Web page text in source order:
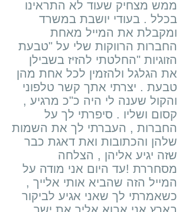
ממש מצחיק שעוד לא התראינו
בכלל . בעודי יושבת במשרד
ומקבלת את המייל מאחת
החברות הרווקות שלי על "טבעת
הזוגיות "החלטתי להזיז בשבילן
את הגלגל ולהזמין לכל אחת מהן
טבעת . יצרתי אתך קשר טלפוני
והקול שענה לי היה כ"כ מרגיע ,
קסום ושליו . סיפרתי לך על
החברות , העברתי לך את השמות
שלהן והכתובות ואת דאגת כבר
שזה יגיע אליהן , הצלחה
מסחררת !עד היום אני מודה על
המייל הזה שהביא אותי אלייך ,
כשאמרתי לך שאני אגיע לביקור